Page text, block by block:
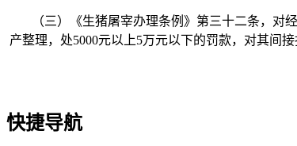
（三）《生猪屠宰办理条例》第三十二条，对经
产整理，处5000元以上5万元以下的罚款，对其间
快捷导航